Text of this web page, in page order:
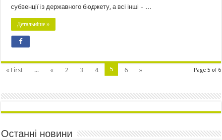
субвенції із державного бюджету, а всі інші – …
Детальніше »
Page 5 of 6
« First ... « 2 3 4 5 6 »
Останні новини